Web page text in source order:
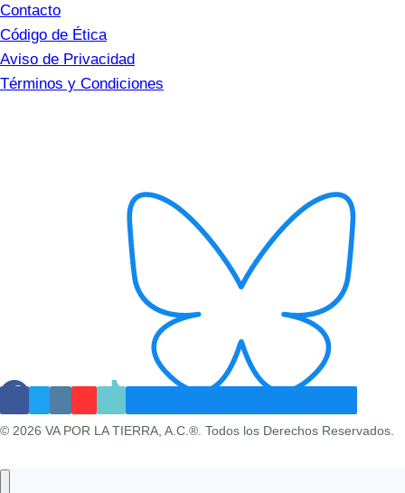
Contacto
Código de Ética
Aviso de Privacidad
Términos y Condiciones
© 2026 VA POR LA TIERRA, A.C.®. Todos los Derechos Reservados.